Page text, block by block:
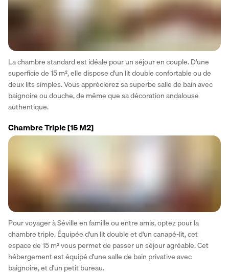
La chambre standard est idéale pour un séjour en couple. D'une
superficie de 15 m², elle dispose d'un lit double confortable ou de
deux lits simples. Vous apprécierez sa superbe salle de bain avec
baignoire ou douche, de même que sa décoration andalouse
authentique.
Chambre Triple[15 M2]
Pour voyager à Séville en famille ou entre amis, optez pour la
chambre triple. Équipée d'un lit double et d'un canapé-lit, cet
espace de 15 m² vous permet de passer un séjour agréable. Cet
hébergement est équipé d'une salle de bain privative avec
baignoire, et d'un petit bureau.